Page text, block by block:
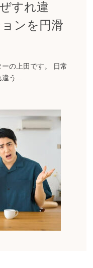
すれ違
ンを円滑
の上田です。 日常
違う...